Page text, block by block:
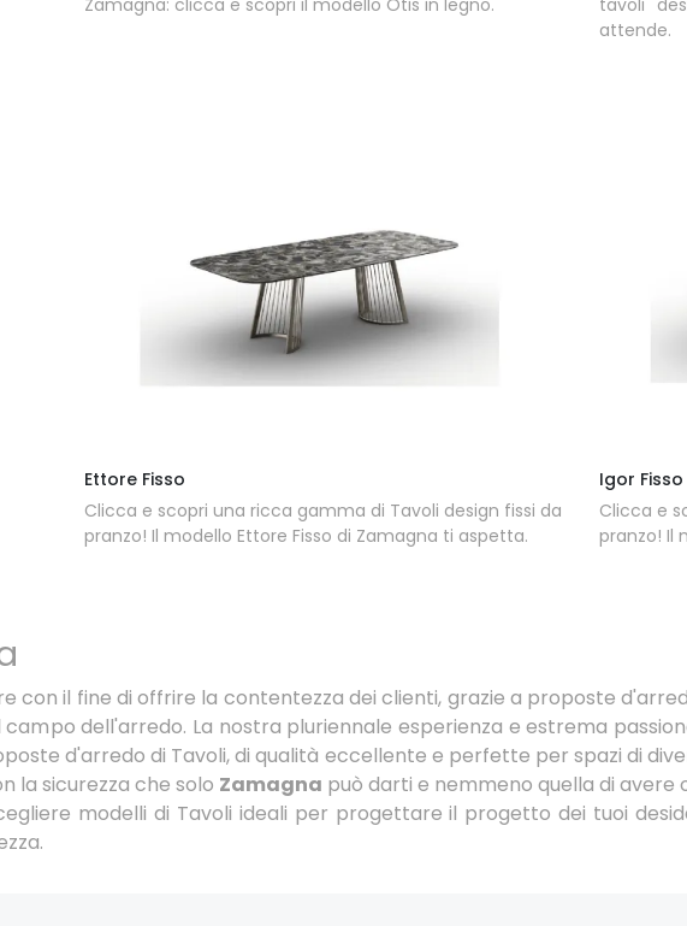
attende.
Ettore Fisso
Clicca e scopri una ricca gamma di Tavoli design fissi da
pranzo! Il modello Ettore Fisso di Zamagna ti aspetta.
Igor Fisso
Clicca e
pranzo! Il
con il fine di offrire la contentezza dei clienti, grazie a proposte
dell'arredo. La nostra pluriennale esperienza e estrema
d'arredo di Tavoli, di qualità eccellente e perfette per spazi di
la sicurezza che solo Zamagna può darti e nemmeno quella di
modelli di Tavoli ideali per progettare il progetto dei tuoi